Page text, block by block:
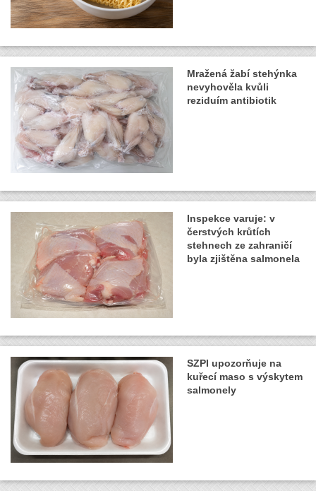
Mražená žabí stehýnka
nevyhověla kvůli
reziduím antibiotik
Inspekce varuje: v
čerstvých krůtích
stehnech ze zahraničí
byla zjištěna salmonela
SZPI upozorňuje na
kuřecí maso s výskytem
salmonely